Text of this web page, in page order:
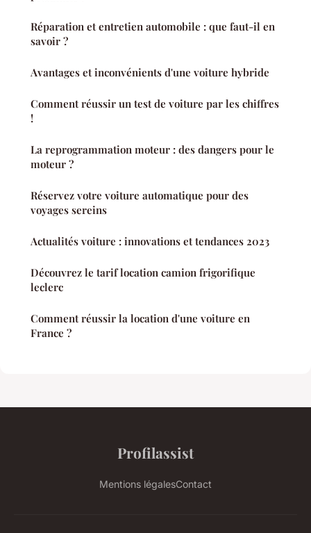
Réparation et entretien automobile : que faut-il en
savoir ?
Avantages et inconvénients d'une voiture hybride
Comment réussir un test de voiture par les chiffres
!
La reprogrammation moteur : des dangers pour le
moteur ?
Réservez votre voiture automatique pour des
voyages sereins
Actualités voiture : innovations et tendances 2023
Découvrez le tarif location camion frigorifique
leclerc
Comment réussir la location d'une voiture en
France ?
Profilassist
Mentions légalesContact